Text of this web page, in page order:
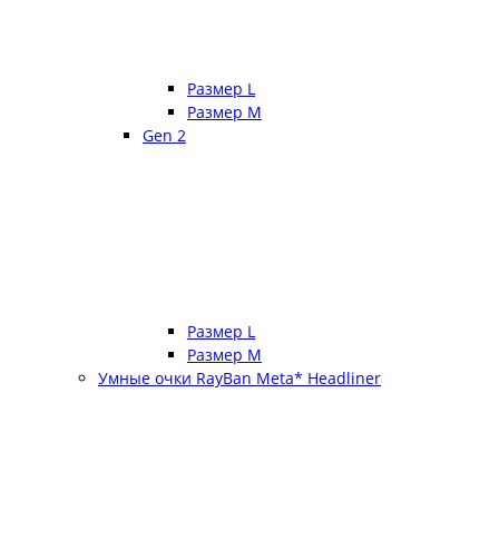
Размер L
Размер М
Gen 2
Размер L
Размер М
Умные очки RayBan Meta* Headliner